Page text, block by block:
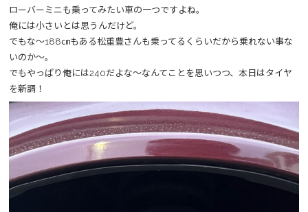
ローバーミニも乗ってみたい車の一つですよね。
俺には小さいとは思うんだけど。
でもな～188㎝もある松重豊さんも乗ってるくらいだから乗れない事な
いのか～。
でもやっぱり俺には240だよな～なんてことを思いつつ、本日はタイヤ
を新調！